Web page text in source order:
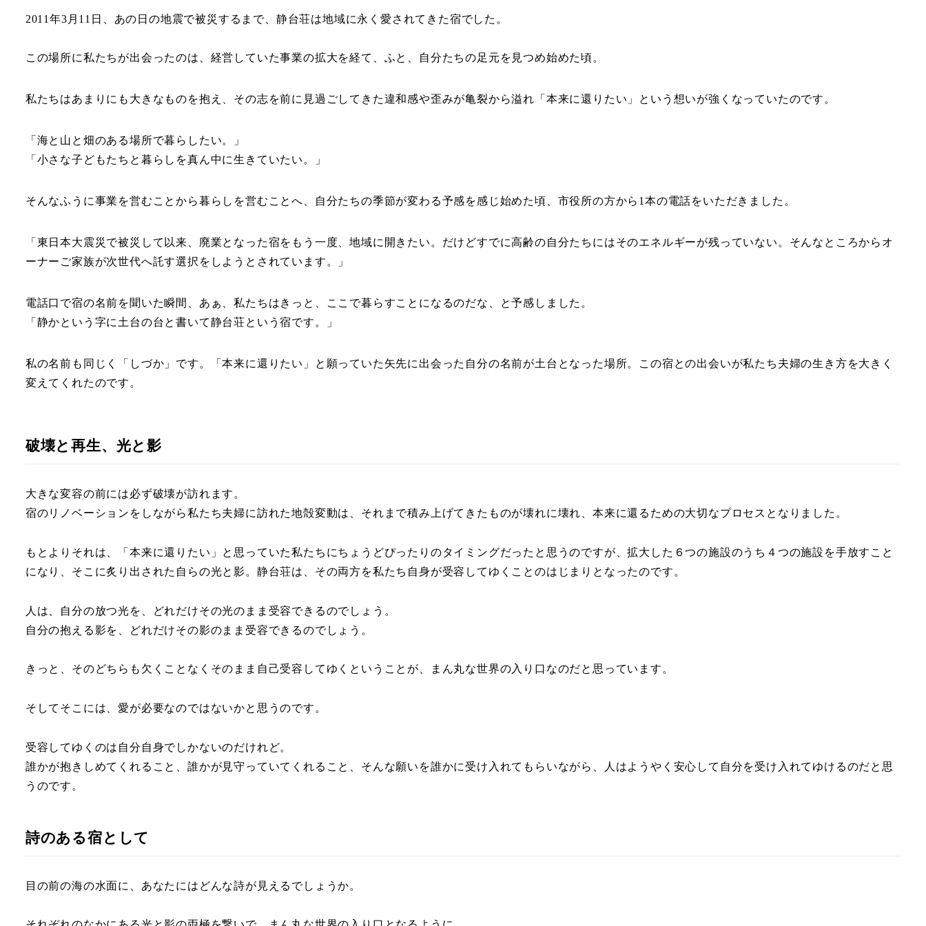
2011年3月11日、あの日の地震で被災するまで、静台荘は地域に永く愛されてきた宿でした。
この場所に私たちが出会ったのは、経営していた事業の拡大を経て、ふと、自分たちの足元を見つめ始めた頃。
私たちはあまりにも大きなものを抱え、その志を前に見過ごしてきた違和感や歪みが亀裂から溢れ「本来に還りたい」という想いが強くなっていたのです。
「海と山と畑のある場所で暮らしたい。」
「小さな子どもたちと暮らしを真ん中に生きていたい。」
そんなふうに事業を営むことから暮らしを営むことへ、自分たちの季節が変わる予感を感じ始めた頃、市役所の方から1本の電話をいただきました。
「東日本大震災で被災して以来、廃業となった宿をもう一度、地域に開きたい。だけどすでに高齢の自分たちにはそのエネルギーが残っていない。そんなところからオ
ーナーご家族が次世代へ託す選択をしようとされています。」
電話口で宿の名前を聞いた瞬間、あぁ、私たちはきっと、ここで暮らすことになるのだな、と予感しました。
「静かという字に土台の台と書いて静台荘という宿です。」
私の名前も同じく「しづか」です。「本来に還りたい」と願っていた矢先に出会った自分の名前が土台となった場所。この宿との出会いが私たち夫婦の生き方を大きく
変えてくれたのです。
破壊と再生、光と影
大きな変容の前には必ず破壊が訪れます。
宿のリノベーションをしながら私たち夫婦に訪れた地殻変動は、それまで積み上げてきたものが壊れに壊れ、本来に還るための大切なプロセスとなりました。
もとよりそれは、「本来に還りたい」と思っていた私たちにちょうどぴったりのタイミングだったと思うのですが、拡大した６つの施設のうち４つの施設を手放すこと
になり、そこに炙り出された自らの光と影。静台荘は、その両方を私たち自身が受容してゆくことのはじまりとなったのです。
人は、自分の放つ光を、どれだけその光のまま受容できるのでしょう。
自分の抱える影を、どれだけその影のまま受容できるのでしょう。
きっと、そのどちらも欠くことなくそのまま自己受容してゆくということが、まん丸な世界の入り口なのだと思っています。
そしてそこには、愛が必要なのではないかと思うのです。
受容してゆくのは自分自身でしかないのだけれど。
誰かが抱きしめてくれること、誰かが見守っていてくれること、そんな願いを誰かに受け入れてもらいながら、人はようやく安心して自分を受け入れてゆけるのだと思
うのです。
詩のある宿として
目の前の海の水面に、あなたにはどんな詩が見えるでしょうか。